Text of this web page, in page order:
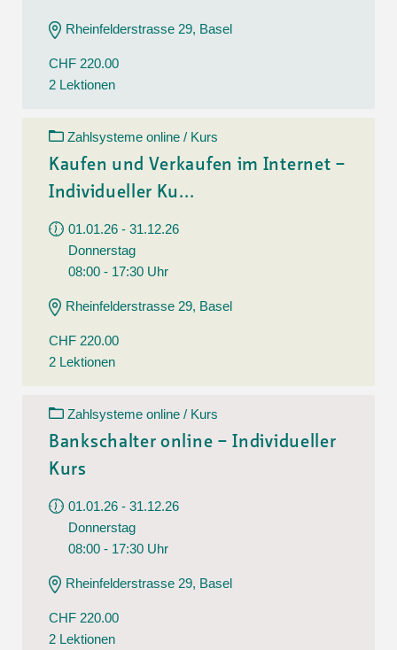
Rheinfelderstrasse 29, Basel
CHF 220.00
2 Lektionen
Zahlsysteme online / Kurs
Kaufen und Verkaufen im Internet –
Individueller Ku...
01.01.26 - 31.12.26
Donnerstag
08:00 - 17:30 Uhr
Rheinfelderstrasse 29, Basel
CHF 220.00
2 Lektionen
Zahlsysteme online / Kurs
Bankschalter online – Individueller
Kurs
01.01.26 - 31.12.26
Donnerstag
08:00 - 17:30 Uhr
Rheinfelderstrasse 29, Basel
CHF 220.00
2 Lektionen